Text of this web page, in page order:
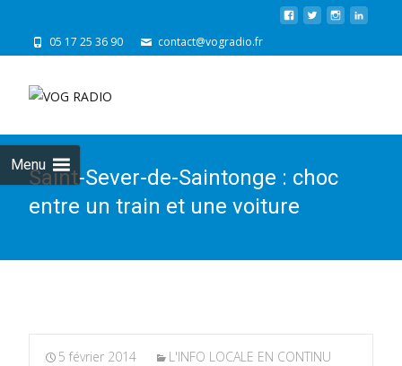
05 17 25 36 90 contact@vogradio.fr
Menu
Saint-Sever-de-Saintonge : choc
entre un train et une voiture
5 février 2014
L'INFO LOCALE EN CONTINU